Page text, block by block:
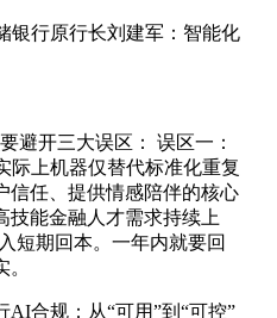
银行原行长刘建军：智能化
避开三大误区： 误区一：
际上机器仅替代标准化重复
信任、提供情感陪伴的核心
技能金融人才需求持续上
短期回本。一年内就要回
合规：从“可用”到“可控”